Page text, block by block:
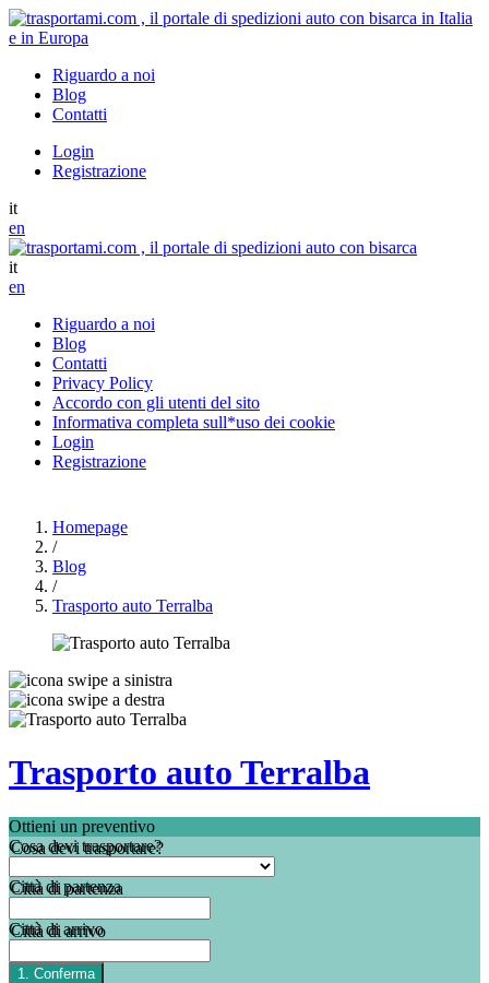
Riguardo a noi
Blog
Contatti
Login
Registrazione
it
en
it
en
Riguardo a noi
Blog
Contatti
Privacy Policy
Accordo con gli utenti del sito
Informativa completa sull*uso dei cookie
Login
Registrazione
Homepage
/
Blog
/
Trasporto auto Terralba
Trasporto auto Terralba
Ottieni un preventivo
Cosa devi trasportare?
Città di partenza
Città di arrivo